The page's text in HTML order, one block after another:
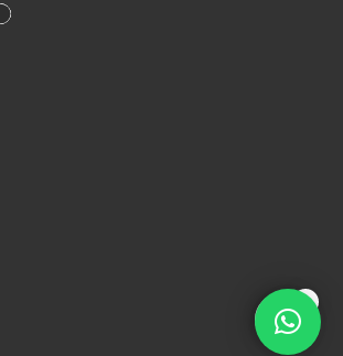
0